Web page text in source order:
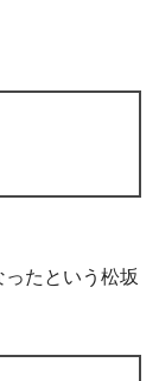
たという松坂